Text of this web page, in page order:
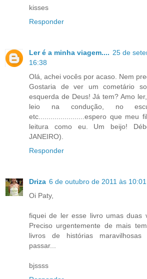
kisses
Responder
Ler é a minha viagem.... 25 de
16:38
Olá, achei vocês por acaso. Nem
Gostaria de ver um cometário
esquerda de Deus! Já tem? Amo
leio na condução, no
etc.......................espero que meu
leitura como eu. Um beijo!
JANEIRO).
Responder
Driza 6 de outubro de 2011 às 10:01
Oi Paty,
fiquei de ler esse livro umas duas
Preciso urgentemente de mais
livros de histórias
passar...
bjssss